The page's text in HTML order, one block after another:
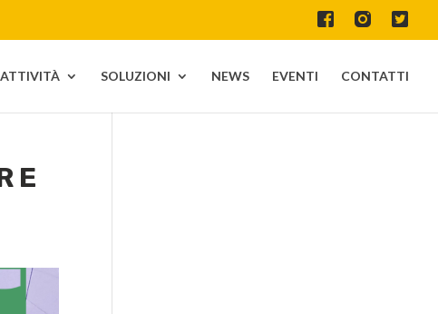
ATTIVITÀ SOLUZIONI NEWS EVENTI CONTATTI
E